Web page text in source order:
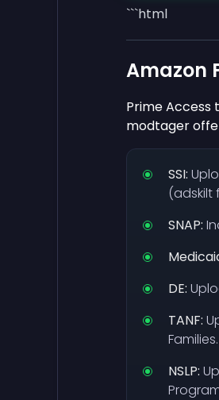
```html
Amazon
Prime
modtager
SSI:
(adskilt
SNAP:
DE:
TANF:
Families.
NSLP: